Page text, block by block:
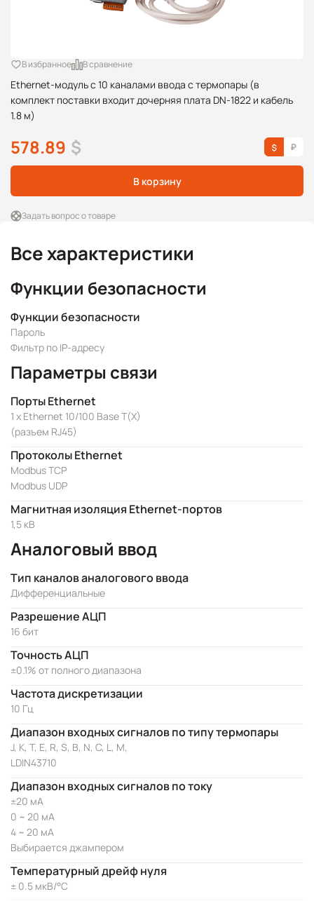
Ethernet-модуль с 10 каналами ввода с термопары (в
комплект поставки входит дочерняя плата DN-1822 и кабель
1.8 м)
В избранное В сравнение
578.89 $
В корзину
Задать вопрос о товаре
Все характеристики
Функции безопасности
Функции безопасности
Пароль
Фильтр по IP-адресу
Параметры связи
Порты Ethernet
1 x Ethernet 10/100 Base T(X)
(разъем RJ45)
Протоколы Ethernet
Modbus TCP
Modbus UDP
Магнитная изоляция Ethernet-портов
1,5 кВ
Аналоговый ввод
Тип каналов аналогового ввода
Дифференциальные
Разрешение АЦП
16 бит
Точность АЦП
±0.1% от полного диапазона
Частота дискретизации
10 Гц
Диапазон входных сигналов по типу термопары
J, K, T, E, R, S, B, N, C, L, M,
LDIN43710
Диапазон входных сигналов по току
±20 мА
0 ~ 20 мА
4 ~ 20 мА
Выбирается джампером
Температурный дрейф нуля
± 0.5 мкВ/°C